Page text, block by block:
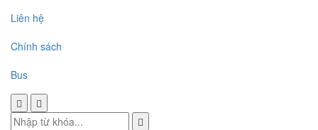
Liên hệ
Chính sách
Bus